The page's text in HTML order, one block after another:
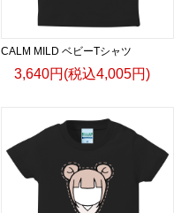
CALM MILD ベビーTシャツ
3,640円(税込4,005円)